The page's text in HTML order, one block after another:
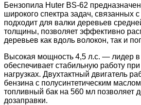
Бензопила Huter BS-62
широкого спектра задач, связанных
подходит для валки деревьев
толщины, позволяет эффективно
деревьев как вдоль волокон, так и
Высокая мощность 4,5 л.с. — лидер в
обеспечивает стабильную работу
нагрузках. Двухтактный двигатель
бензина с полусинтетическим
топливный бак на 560 мл позволяет
дозаправки.